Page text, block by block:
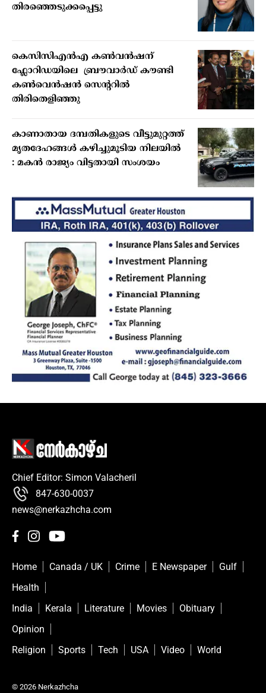
തിരഞ്ഞെടുക്കപ്പെട്ടു
കെസിസിഎൻഎ കൺവൻഷന്
ഫ്ലോറിഡയിലെ ബ്രൗവാർഡ് കൗണ്ടി
കൺവെൻഷൻ സെന്ററിൽ
തിരിതെളിഞ്ഞു
കാണാതായ ദമ്പതികളുടെ വീട്ടുമുറ്റത്ത്
മൃതദേഹങ്ങള്‍ കഴിച്ചുമൂടിയ നിലയില്‍
: മകന്‍ രാജ്യം വിട്ടതായി സംശയം
Chief Editor: Simon Valacheril
847-630-0037
news@nerkazhcha.com
Home Canada / UK Crime E Newspaper
Gulf
Health
India
Kerala Literature Movies
Obituary
Opinion
Religion
Sports Tech USA Video World
© 2026 Nerkazhcha